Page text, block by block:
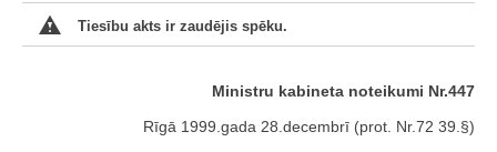
Tiesību akts ir zaudējis spēku.
Ministru kabineta noteikumi Nr.447
Rīgā 1999.gada 28.decembrī (prot. Nr.72 39.§)